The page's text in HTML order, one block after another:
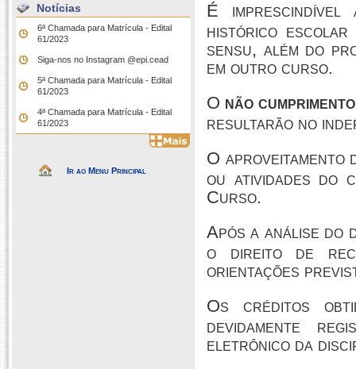
Notícias
6ª Chamada para Matrícula - Edital
61/2023
Siga-nos no Instagram @epi.cead
5ª Chamada para Matrícula - Edital
61/2023
4ª Chamada para Matrícula - Edital
61/2023
Ir ao Menu Principal
É
histórico escolar
sensu, além do
em outro curso.
O não
resultarão no
O aproveitamento
ou atividades do
Curso.
Após a análise do
o direito de
orientações
Os créditos
devidamente
eletrônico da